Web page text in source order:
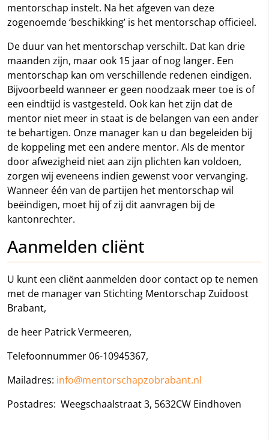
mentorschap instelt. Na het afgeven van deze
zogenoemde ‘beschikking’ is het mentorschap officieel.
De duur van het mentorschap verschilt. Dat kan drie
maanden zijn, maar ook 15 jaar of nog langer. Een
mentorschap kan om verschillende redenen eindigen.
Bijvoorbeeld wanneer er geen noodzaak meer toe is of
een eindtijd is vastgesteld. Ook kan het zijn dat de
mentor niet meer in staat is de belangen van een ander
te behartigen. Onze manager kan u dan begeleiden bij
de koppeling met een andere mentor. Als de mentor
door afwezigheid niet aan zijn plichten kan voldoen,
zorgen wij eveneens indien gewenst voor vervanging.
Wanneer één van de partijen het mentorschap wil
beëindigen, moet hij of zij dit aanvragen bij de
kantonrechter.
Aanmelden cliënt
U kunt een cliënt aanmelden door contact op te nemen
met de manager van Stichting Mentorschap Zuidoost
Brabant,
de heer Patrick Vermeeren,
Telefoonnummer 06-10945367,
Mailadres: info@mentorschapzobrabant.nl
Postadres: Weegschaalstraat 3, 5632CW Eindhoven